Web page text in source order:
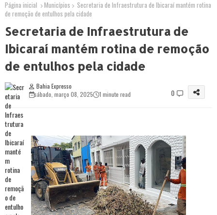
Página inicial Municípios
Secretaria de Infraestrutura de Ibicaraí mantém rotina
de remoção de entulhos pela cidade
Secretaria de Infraestrutura de
Ibicaraí mantém rotina de remoção
de entulhos pela cidade
Bahia Expresso
sábado, março 08, 2025
1 minute read 0